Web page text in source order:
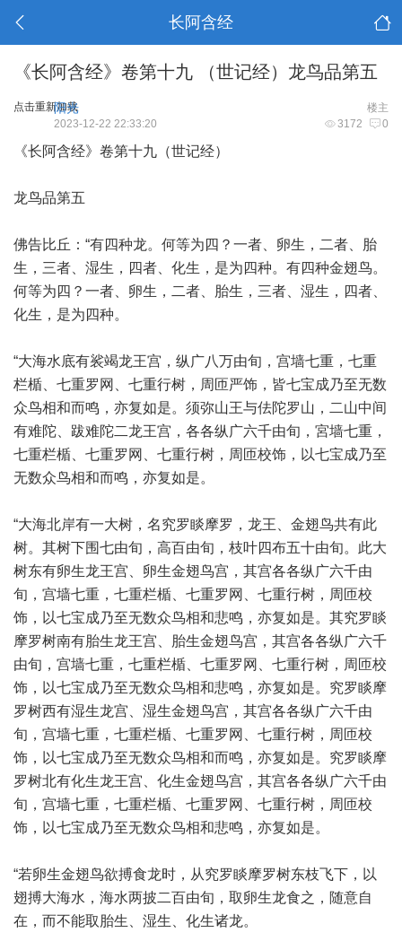
长阿含经
《长阿含经》卷第十九 （世记经）龙鸟品第五
点击重新加载 楼主
阳光
3172 0
2023-12-22 22:33:20
《长阿含经》卷第十九（世记经）
龙鸟品第五
佛告比丘：“有四种龙。何等为四？一者、卵生，二者、胎
生，三者、湿生，四者、化生，是为四种。有四种金翅鸟。
何等为四？一者、卵生，二者、胎生，三者、湿生，四者、
化生，是为四种。
“大海水底有裟竭龙王宫，纵广八万由旬，宫墙七重，七重
栏楯、七重罗网、七重行树，周匝严饰，皆七宝成乃至无数
众鸟相和而鸣，亦复如是。须弥山王与佉陀罗山，二山中间
有难陀、跋难陀二龙王宫，各各纵广六千由旬，宮墙七重，
七重栏楯、七重罗网、七重行树，周匝校饰，以七宝成乃至
无数众鸟相和而鸣，亦复如是。
“大海北岸有一大树，名究罗睒摩罗，龙王、金翅鸟共有此
树。其树下围七由旬，高百由旬，枝叶四布五十由旬。此大
树东有卵生龙王宫、卵生金翅鸟宫，其宫各各纵广六千由
旬，宫墙七重，七重栏楯、七重罗网、七重行树，周匝校
饰，以七宝成乃至无数众鸟相和悲鸣，亦复如是。其究罗睒
摩罗树南有胎生龙王宫、胎生金翅鸟宫，其宫各各纵广六千
由旬，宫墙七重，七重栏楯、七重罗网、七重行树，周匝校
饰，以七宝成乃至无数众鸟相和悲鸣，亦复如是。究罗睒摩
罗树西有湿生龙宫、湿生金翅鸟宫，其宫各各纵广六千由
旬，宫墙七重，七重栏楯、七重罗网、七重行树，周匝校
饰，以七宝成乃至无数众鸟相和而鸣，亦复如是。究罗睒摩
罗树北有化生龙王宫、化生金翅鸟宫，其宫各各纵广六千由
旬，宫墙七重，七重栏楯、七重罗网、七重行树，周匝校
饰，以七宝成乃至无数众鸟相和悲鸣，亦复如是。
“若卵生金翅鸟欲搏食龙时，从究罗睒摩罗树东枝飞下，以
翅搏大海水，海水两披二百由旬，取卵生龙食之，随意自
在，而不能取胎生、湿生、化生诸龙。